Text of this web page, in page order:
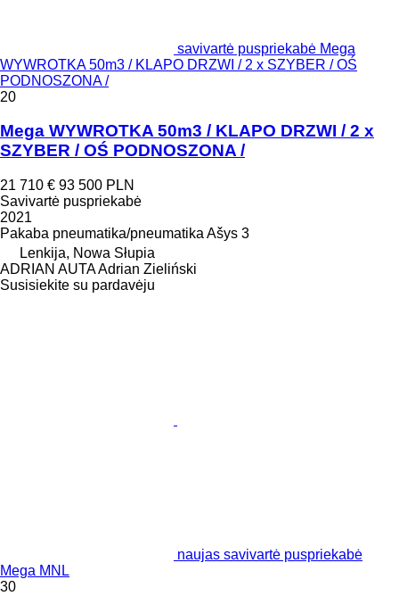
savivartė puspriekabė Mega
WYWROTKA 50m3 / KLAPO DRZWI / 2 x SZYBER / OŚ
PODNOSZONA /
20
Mega WYWROTKA 50m3 / KLAPO DRZWI / 2 x
SZYBER / OŚ PODNOSZONA /
21 710 € 93 500 PLN
Savivartė puspriekabė
2021
Pakaba pneumatika/pneumatika Ašys 3
Lenkija, Nowa Słupia
ADRIAN AUTA Adrian Zieliński
Susisiekite su pardavėju
naujas savivartė puspriekabė
Mega MNL
30